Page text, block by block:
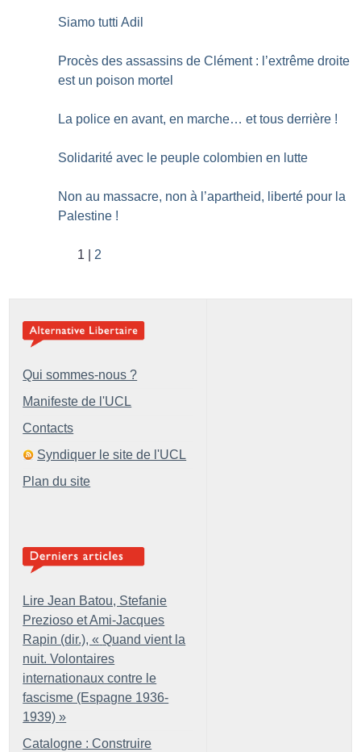
Siamo tutti Adil
Procès des assassins de Clément : l’extrême droite
est un poison mortel
La police en avant, en marche… et tous derrière !
Solidarité avec le peuple colombien en lutte
Non au massacre, non à l’apartheid, liberté pour la
Palestine !
1 2
Qui sommes-nous ?
Manifeste de l'UCL
Contacts
Syndiquer le site de l'UCL
Plan du site
Lire Jean Batou, Stefanie
Prezioso et Ami-Jacques
Rapin (dir.), « Quand vient la
nuit. Volontaires
internationaux contre le
fascisme (Espagne 1936-
1939) »
Catalogne : Construire